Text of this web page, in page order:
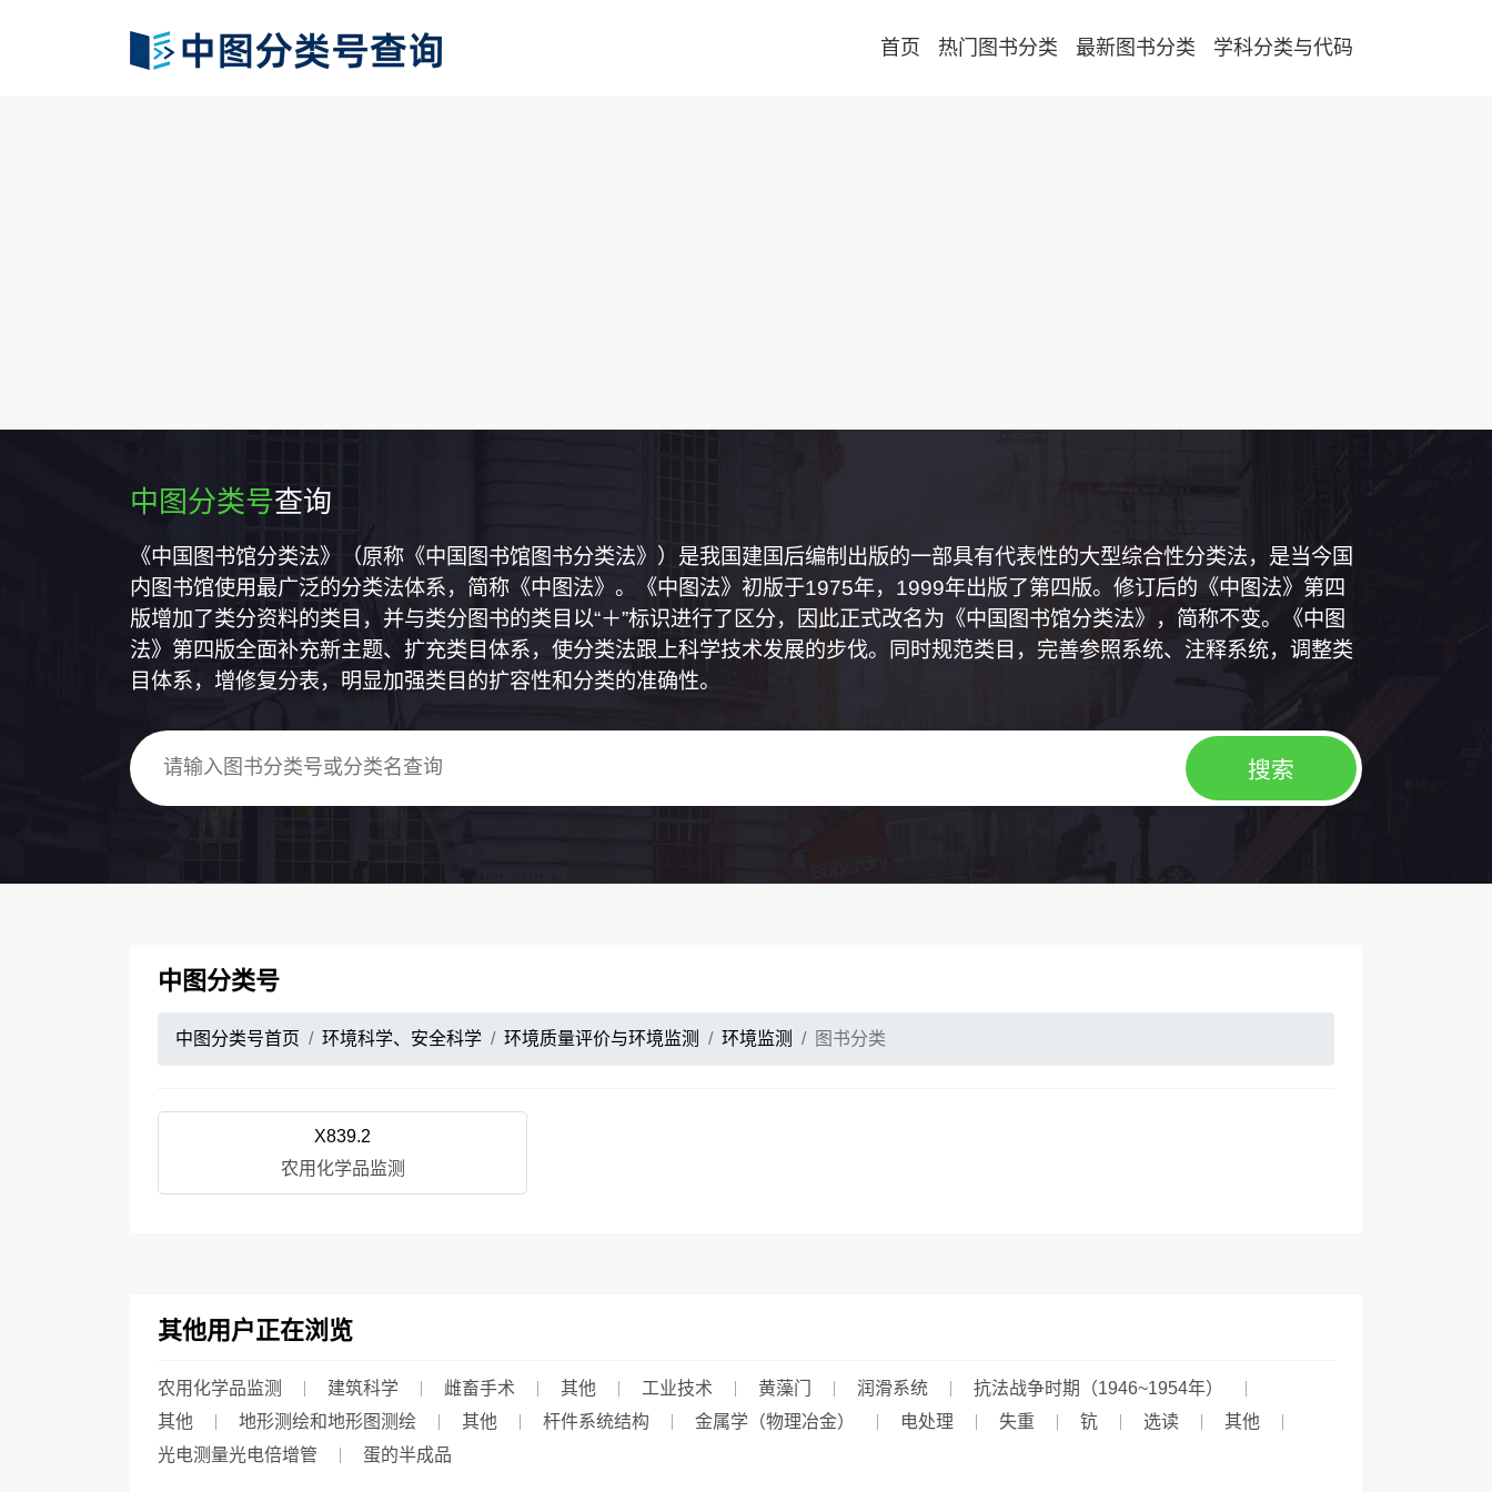
首页 热门图书分类 最新图书分类 学科分类与代码
中图分类号查询
《中国图书馆分类法》（原称《中国图书馆图书分类法》）是我国建国后编制出版的一部具有代表性的大型综合性分类法，是当今国
内图书馆使用最广泛的分类法体系，简称《中图法》。《中图法》初版于1975年，1999年出版了第四版。修订后的《中图法》第四
版增加了类分资料的类目，并与类分图书的类目以“＋”标识进行了区分，因此正式改名为《中国图书馆分类法》，简称不变。《中图
法》第四版全面补充新主题、扩充类目体系，使分类法跟上科学技术发展的步伐。同时规范类目，完善参照系统、注释系统，调整类
目体系，增修复分表，明显加强类目的扩容性和分类的准确性。
中图分类号
中图分类号首页 环境科学、安全科学 环境质量评价与环境监测 环境监测 图书分类
X839.2
农用化学品监测
其他用户正在浏览
农用化学品监测 建筑科学 雌畜手术 其他 工业技术 黄藻门 润滑系统
抗法战争时期（1946~1954年）
其他
地形测绘和地形图测绘 其他 杆件系统结构 金属学（物理冶金） 电处理 失重 钪 选读
其他
光电测量光电倍增管
蛋的半成品